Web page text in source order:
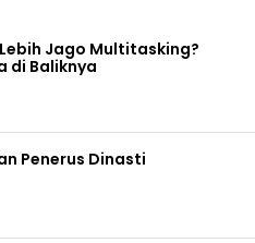
Jago Multitasking?
di Baliknya
Penerus Dinasti